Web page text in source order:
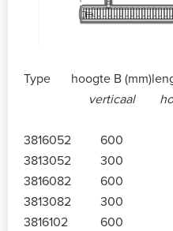
Type hoogte B (mm)
verticaal
3816052 600
3813052
300
3816082
600
3813082
300
3816102
600